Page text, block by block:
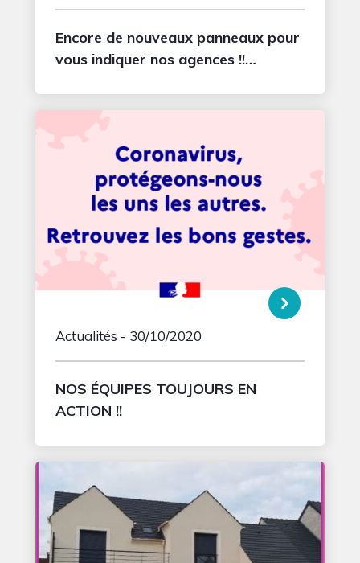
Encore de nouveaux panneaux pour
vous indiquer nos agences !!
Actualités - 30/10/2020
NOS ÉQUIPES TOUJOURS EN
ACTION !!